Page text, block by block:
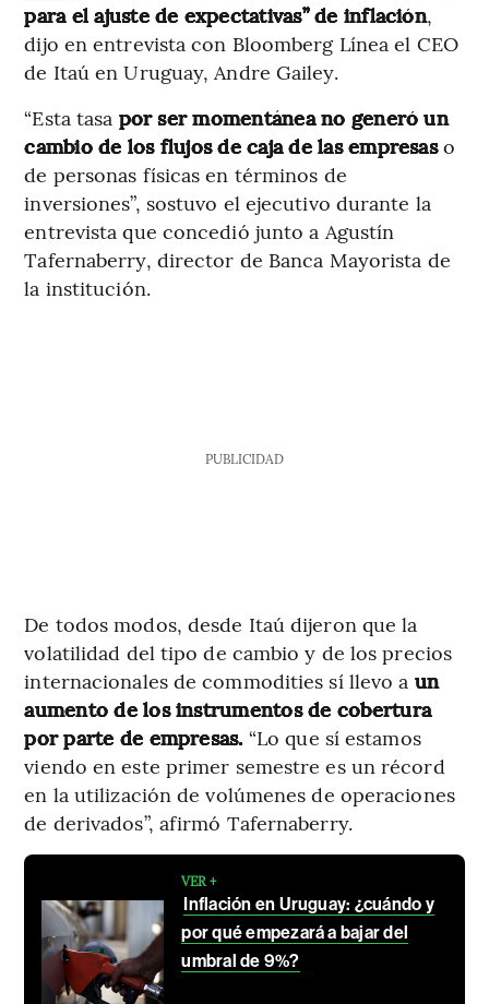
para el ajuste de expectativas” de inflación,
dijo en entrevista con Bloomberg Línea el CEO
de Itaú en Uruguay, Andre Gailey.
“Esta tasa por ser momentánea no generó un
cambio de los flujos de caja de las empresaso
de personas físicas en términos de
inversiones”, sostuvo el ejecutivo durante la
entrevista que concedió junto a Agustín
Tafernaberry, director de Banca Mayorista de
la institución.
PUBLICIDAD
De todos modos, desde Itaú dijeron que la
volatilidad del tipo de cambio y de los precios
internacionales de commodities sí llevo a un
aumento de los instrumentos de cobertura
por parte de empresas. “Lo que sí estamos
viendo en este primer semestre es un récord
en la utilización de volúmenes de operaciones
de derivados”, afirmó Tafernaberry.
VER +
Inflación en Uruguay: ¿cuándo y
por qué empezará a bajar del
umbral de 9%?